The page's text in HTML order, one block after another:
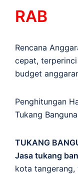
RAB
Rencana
cepat,
budget
Penghitungan
Tukang
TUKANG
Jasa tukang
kota tangerang,